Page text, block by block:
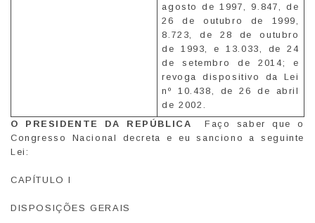
agosto de 1997, 9.847, de
26 de outubro de 1999,
8.723, de 28 de outubro
de 1993, e 13.033, de 24
de setembro de 2014; e
revoga dispositivo da Lei
nº 10.438, de 26 de abril
de 2002.
O PRESIDENTE DA REPÚBLICAFaço saber que o
Congresso Nacional decreta e eu sanciono a seguinte
Lei:
CAPÍTULO I
DISPOSIÇÕES GERAIS